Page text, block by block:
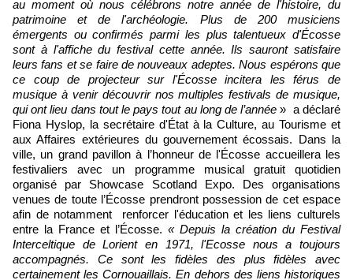
au moment où nous célébrons notre année de l'histoire, du
patrimoine et de l'archéologie. Plus de 200 musiciens
émergents ou confirmés parmi les plus talentueux d'Écosse
sont à l'affiche du festival cette année. Ils sauront satisfaire
leurs fans et se faire de nouveaux adeptes. Nous espérons que
ce coup de projecteur sur l'Écosse incitera les férus de
musique à venir découvrir nos multiples festivals de musique,
qui ont lieu dans tout le pays tout au long de l’année» a déclaré
Fiona Hyslop, la secrétaire d'État à la Culture, au Tourisme et
aux Affaires extérieures du gouvernement écossais. Dans la
ville, un grand pavillon à l’honneur de l'Écosse accueillera les
festivaliers avec un programme musical gratuit quotidien
organisé par Showcase Scotland Expo. Des organisations
venues de toute l’Écosse prendront possession de cet espace
afin de notamment renforcer l'éducation et les liens culturels
entre la France et l’Écosse. « Depuis la création du Festival
Interceltique de Lorient en 1971, l'Ecosse nous a toujours
accompagnés. Ce sont les fidèles des plus fidèles avec
certainement les Cornouaillais. En dehors des liens historiques